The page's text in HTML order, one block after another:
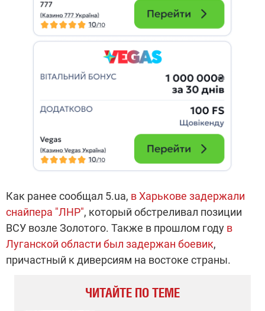
Как ранее сообщал 5.ua, в Харькове задержали
снайпера "ЛНР", который обстреливал позиции
ВСУ возле Золотого. Также в прошлом году в
Луганской области был задержан боевик,
причастный к диверсиям на востоке страны.
ЧИТАЙТЕ ПО ТЕМЕ